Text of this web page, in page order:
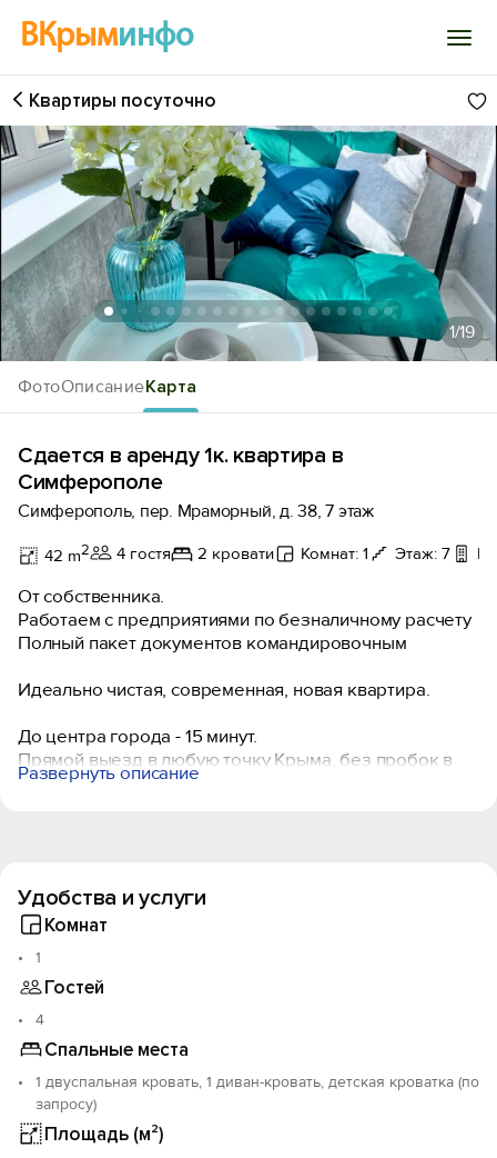
ВКрыминфо
Войти
Избранное
История просмотра
Добавить свой объект
ФотоОписаниеКарта
Квартиры посуточно
1/19
Сдается в аренду 1к. квартира в
Симферополе
Симферополь, пер. Мраморный, д. 38, 7 этаж
42 m2 4 гостя 2 кровати Комнат: 1 Этаж: 7
От собственника.
Работаем с предприятиями по безналичному расчету
Полный пакет документов командировочным
Идеально чистая, современная, новая квартира.
До центра города - 15 минут.
Прямой выезд в любую точку Крыма, без пробок в
сторону «Тавриды»
Самый большой парк города с набережной - 20
минут.
По согласованию предоставим детскую кроватку.
Возле дома бесплатная парковка и отличная детская
площадка.
Скоростной интернет.
Полная комплектация кухни современной техникой и
посудой.
Уважаем и ценим каждого гостя.
Развернуть описание
Удобства и услуги
Комнат
1
Гостей
4
Спальные места
1 двуспальная кровать, 1 диван-кровать, детская кроватка (по
запросу)
Площадь (м²)